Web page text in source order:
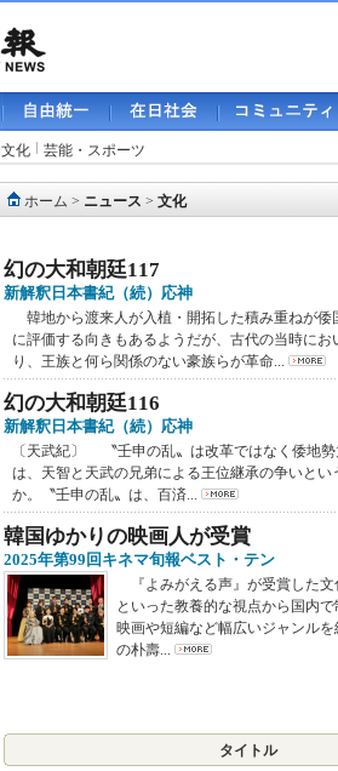
文化 芸能・スポーツ
ホーム > ニュース > 文化
幻の大和朝廷117
新解釈日本書紀（続）応神
韓地から渡来人が入植・開拓した積み重ねが
に評価する向きもあるようだが、古代の当時に
り、王族と何ら関係のない豪族らが革命...
幻の大和朝廷116
新解釈日本書紀（続）応神
〔天武紀〕 〝壬申の乱〟は改革ではなく倭地
は、天智と天武の兄弟による王位継承の争いと
か。〝壬申の乱〟は、百済...
韓国ゆかりの映画人が受賞
2025年第99回キネマ旬報ベスト・テン
『よみがえる声』が受賞した
といった教養的な視点から国内
映画や短編など幅広いジャンル
の朴壽...
タイトル